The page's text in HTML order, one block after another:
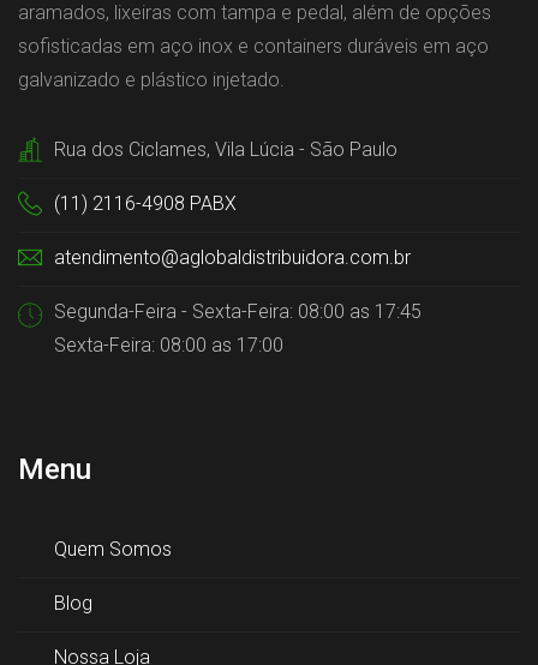
aramados, lixeiras com tampa e pedal, além de opções
sofisticadas em aço inox e containers duráveis em aço
galvanizado e plástico injetado.
Rua dos Ciclames, Vila Lúcia - São Paulo
(11) 2116-4908 PABX
atendimento@aglobaldistribuidora.com.br
Segunda-Feira - Sexta-Feira: 08:00 as 17:45
Sexta-Feira: 08:00 as 17:00
Menu
Quem Somos
Blog
Nossa Loja